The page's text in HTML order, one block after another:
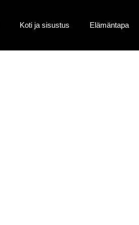
Koti ja sisustus Elämäntapa